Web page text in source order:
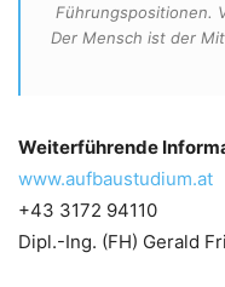
Führungspositionen.
Der Mensch ist der
Weiterführende
www.aufbaustudium.at
+43 3172 94110
Dipl.-Ing. (FH) Gerald